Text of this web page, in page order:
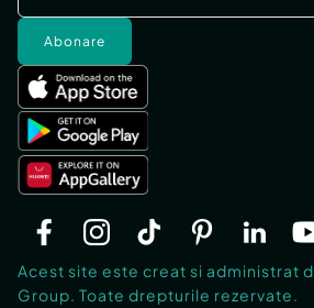
Abonare
Acest site este creat si administrat
Group. Toate drepturile rezervate.